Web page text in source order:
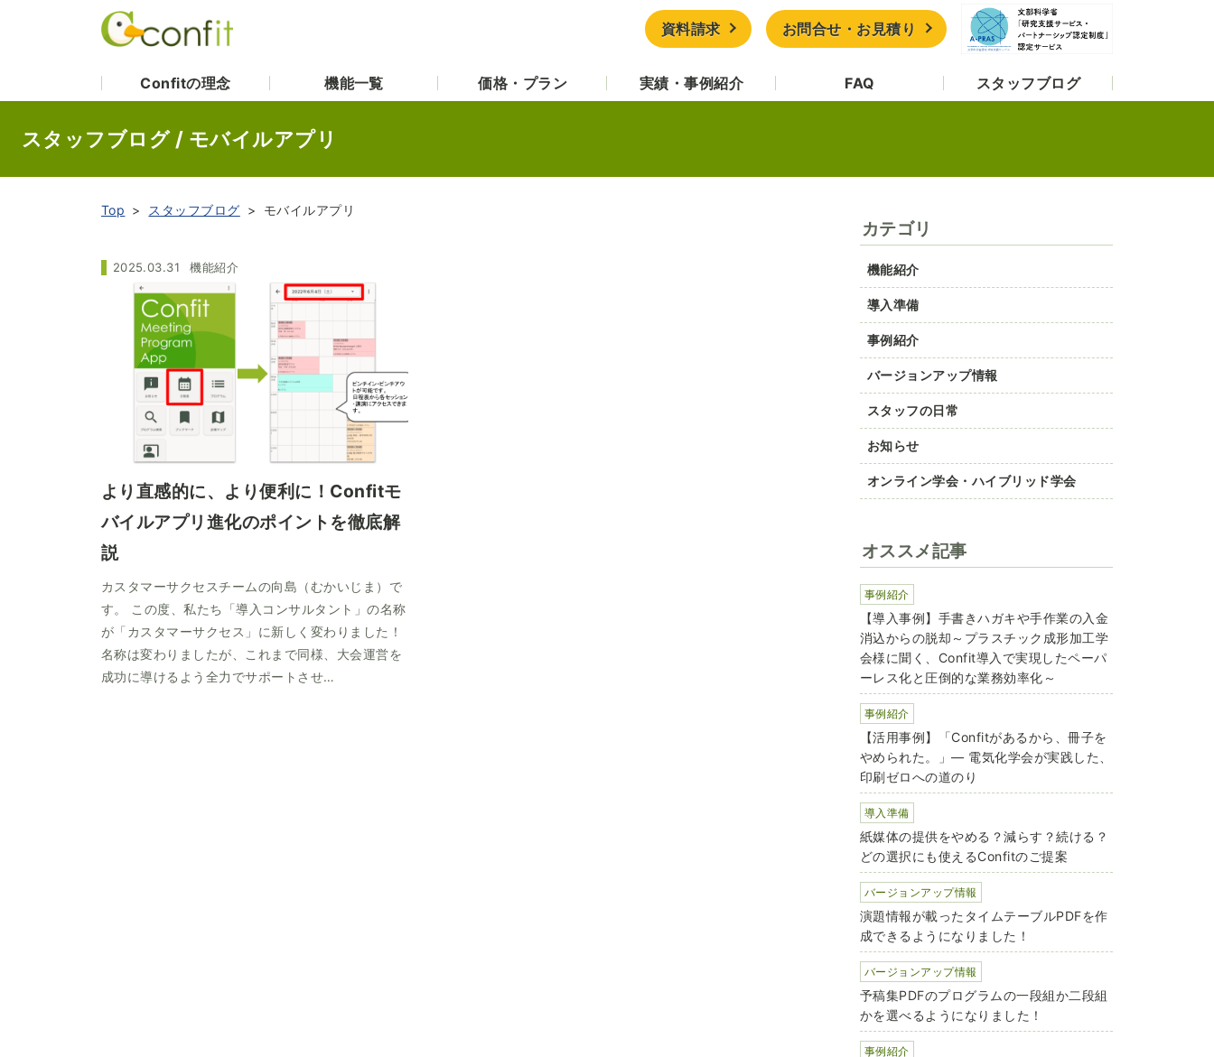
資料請求 お問合せ・お見積り
Confitの理念 機能一覧 価格・プラン 実績・事例紹介 FAQ スタッフブログ
スタッフブログ / モバイルアプリ
Top スタッフブログ モバイルアプリ
2025.03.31 機能紹介
より直感的に、より便利に！Confitモ
バイルアプリ進化のポイントを徹底解
説
カスタマーサクセスチームの向島（むかいじま）で
す。 この度、私たち「導入コンサルタント」の名称
が「カスタマーサクセス」に新しく変わりました！
名称は変わりましたが、これまで同様、大会運営を
成功に導けるよう全力でサポートさせ…
カテゴリ
機能紹介
導入準備
事例紹介
バージョンアップ情報
スタッフの日常
お知らせ
オンライン学会・ハイブリッド学会
オススメ記事
事例紹介
【導入事例】手書きハガキや手作業の入金
消込からの脱却～プラスチック成形加工学
会様に聞く、Confit導入で実現したペーパ
ーレス化と圧倒的な業務効率化～
事例紹介
【活用事例】「Confitがあるから、冊子を
やめられた。」― 電気化学会が実践した、
印刷ゼロへの道のり
導入準備
紙媒体の提供をやめる？減らす？続ける？
どの選択にも使えるConfitのご提案
バージョンアップ情報
演題情報が載ったタイムテーブルPDFを作
成できるようになりました！
バージョンアップ情報
予稿集PDFのプログラムの一段組か二段組
かを選べるようになりました！
事例紹介